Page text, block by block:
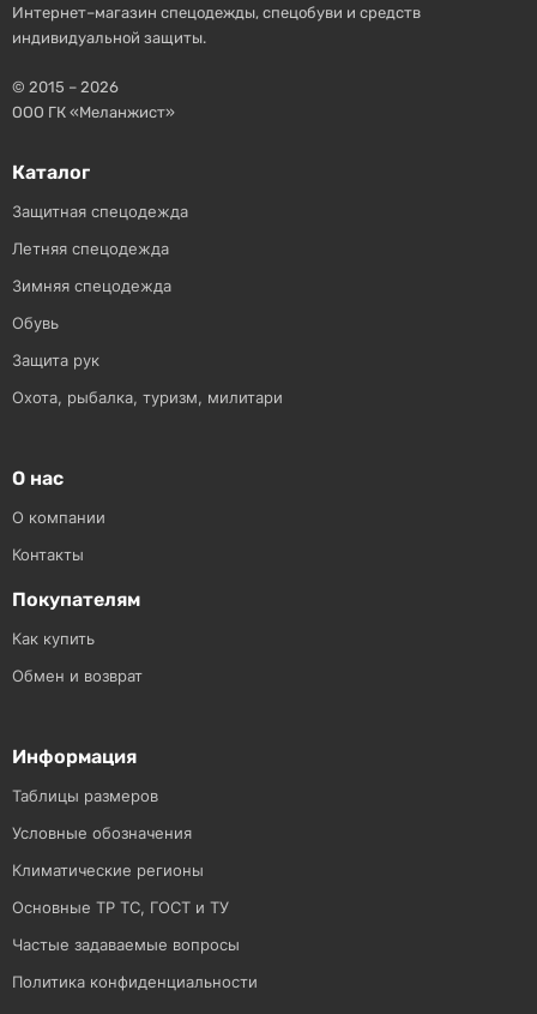
Интернет–магазин спецодежды, спецобуви и средств
индивидуальной защиты.
© 2015 – 2026
ООО ГК «Меланжист»
Каталог
Защитная спецодежда
Летняя спецодежда
Зимняя спецодежда
Обувь
Защита рук
Охота, рыбалка, туризм, милитари
О нас
О компании
Контакты
Покупателям
Как купить
Обмен и возврат
Информация
Таблицы размеров
Условные обозначения
Климатические регионы
Основные ТР ТС, ГОСТ и ТУ
Частые задаваемые вопросы
Политика конфиденциальности